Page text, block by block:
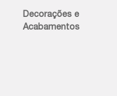
Decorações e
Acabamentos